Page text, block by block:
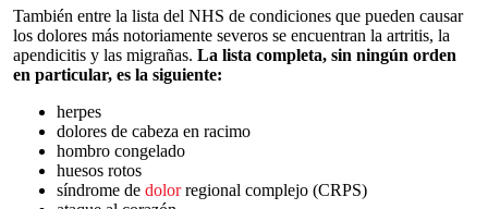
También entre la lista del NHS de condiciones que pueden causar
los dolores más notoriamente severos se encuentran la artritis, la
apendicitis y las migrañas. La lista completa, sin ningún orden
en particular, es la siguiente:
herpes
dolores de cabeza en racimo
hombro congelado
huesos rotos
síndrome de dolorregional complejo (CRPS)